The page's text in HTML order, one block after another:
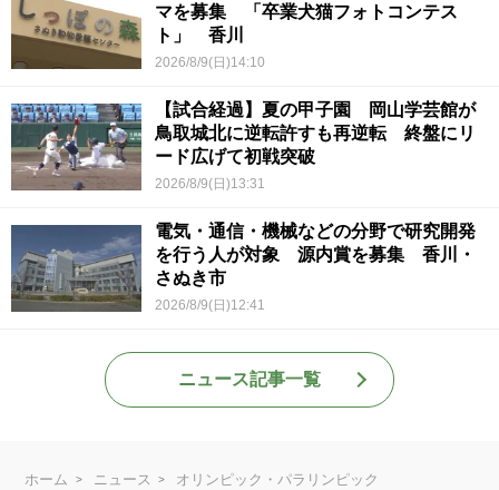
マを募集 「卒業犬猫フォトコンテス
ト」 香川
2026/8/9(日)14:10
【試合経過】夏の甲子園 岡山学芸館が
鳥取城北に逆転許すも再逆転 終盤にリ
ード広げて初戦突破
2026/8/9(日)13:31
電気・通信・機械などの分野で研究開発
を行う人が対象 源内賞を募集 香川・
さぬき市
2026/8/9(日)12:41
ニュース記事一覧
ホーム ニュース
オリンピック・パラリンピック